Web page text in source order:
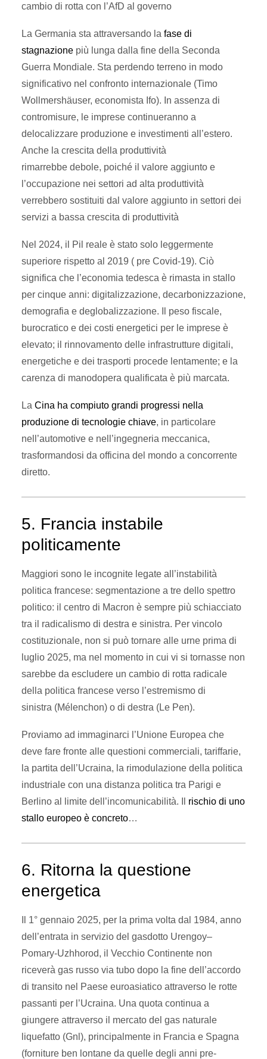
cambio di rotta con l’AfD al governo
La Germania sta attraversando la fase di
stagnazione più lunga dalla fine della Seconda
Guerra Mondiale. Sta perdendo terreno in modo
significativo nel confronto internazionale (Timo
Wollmershäuser, economista Ifo). In assenza di
contromisure, le imprese continueranno a
delocalizzare produzione e investimenti all’estero.
Anche la crescita della produttività
rimarrebbe debole, poiché il valore aggiunto e
l’occupazione nei settori ad alta produttività
verrebbero sostituiti dal valore aggiunto in settori dei
servizi a bassa crescita di produttività
Nel 2024, il Pil reale è stato solo leggermente
superiore rispetto al 2019 ( pre Covid-19). Ciò
significa che l’economia tedesca è rimasta in stallo
per cinque anni: digitalizzazione, decarbonizzazione,
demografia e deglobalizzazione. Il peso fiscale,
burocratico e dei costi energetici per le imprese è
elevato; il rinnovamento delle infrastrutture digitali,
energetiche e dei trasporti procede lentamente; e la
carenza di manodopera qualificata è più marcata.
La Cina ha compiuto grandi progressi nella
produzione di tecnologie chiave, in particolare
nell’automotive e nell’ingegneria meccanica,
trasformandosi da officina del mondo a concorrente
diretto.
5. Francia instabile
politicamente
Maggiori sono le incognite legate all’instabilità
politica francese: segmentazione a tre dello spettro
politico: il centro di Macron è sempre più schiacciato
tra il radicalismo di destra e sinistra. Per vincolo
costituzionale, non si può tornare alle urne prima di
luglio 2025, ma nel momento in cui vi si tornasse non
sarebbe da escludere un cambio di rotta radicale
della politica francese verso l’estremismo di
sinistra (Mélenchon) o di destra (Le Pen).
Proviamo ad immaginarci l’Unione Europea che
deve fare fronte alle questioni commerciali, tariffarie,
la partita dell’Ucraina, la rimodulazione della politica
industriale con una distanza politica tra Parigi e
Berlino al limite dell’incomunicabilità. Il
rischio di uno
stallo europeo è concreto…
6. Ritorna la questione
energetica
Il 1° gennaio 2025, per la prima volta dal 1984, anno
dell’entrata in servizio del gasdotto Urengoy–
Pomary-Uzhhorod, il Vecchio Continente non
riceverà gas russo via tubo dopo la fine dell’accordo
di transito nel Paese euroasiatico attraverso le rotte
passanti per l’Ucraina. Una quota continua a
giungere attraverso il mercato del gas naturale
liquefatto (Gnl), principalmente in Francia e Spagna
(forniture ben lontane da quelle degli anni pre-